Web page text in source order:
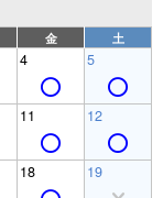
金 土
4 5
11 12
18 19